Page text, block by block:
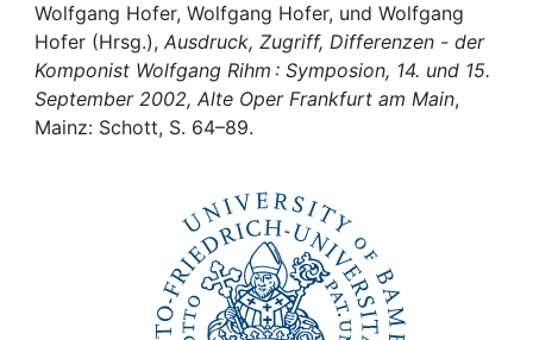
Wolfgang Hofer, Wolfgang Hofer, und Wolfgang
Hofer (Hrsg.), Ausdruck, Zugriff, Differenzen - der
Komponist Wolfgang Rihm : Symposion, 14. und 15.
September 2002, Alte Oper Frankfurt am Main,
Mainz: Schott, S. 64–89.